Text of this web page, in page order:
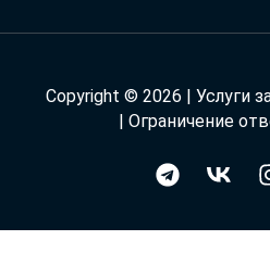
Copyright © 2026 | Услуги
| Ограничение